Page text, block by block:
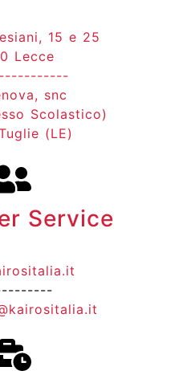
15 e 25
Lecce
snc
Scolastico)
(LE)
Service